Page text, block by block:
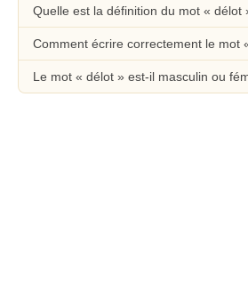
Quelle est la définition du mot « délot
Comment écrire correctement le mot
Le mot « délot » est-il masculin ou